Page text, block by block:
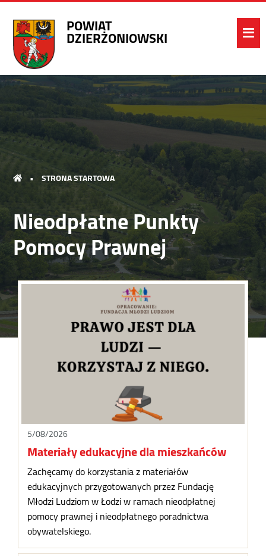
POWIAT
DZIERŻONIOWSKI
• STRONA STARTOWA
Nieodpłatne Punkty
Pomocy Prawnej
5/08/2026
Materiały edukacyjne dla mieszkańców
Zachęcamy do korzystania z materiałów
edukacyjnych przygotowanych przez Fundację
Młodzi Ludziom w Łodzi w ramach nieodpłatnej
pomocy prawnej i nieodpłatnego poradnictwa
obywatelskiego.